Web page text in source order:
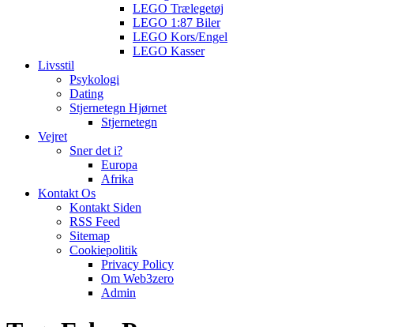
LEGO Trælegetøj
LEGO 1:87 Biler
LEGO Kors/Engel
LEGO Kasser
Livsstil
Psykologi
Dating
Stjernetegn Hjørnet
Stjernetegn
Vejret
Sner det i?
Europa
Afrika
Kontakt Os
Kontakt Siden
RSS Feed
Sitemap
Cookiepolitik
Privacy Policy
Om Web3zero
Admin